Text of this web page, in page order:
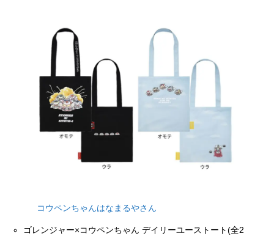
コウペンちゃんはなまるやさん
ゴレンジャー×コウペンちゃん デイリーユーストート(全2